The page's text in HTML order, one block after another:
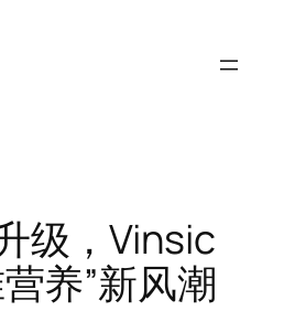
级，Vinsic
养”新风潮